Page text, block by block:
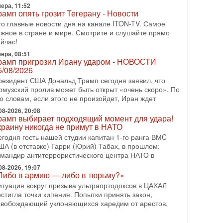
ХАМАСа и других вооруженных
в
07-2026, 17:59
доведет Трампа до крайних мер? Разбор и
от военного обозревателя Давида Шарпа
вокруг противостояния Ирана и США
с каждым днем. Почему Трамп в самый
момент отменил решение о нанесении
ударов
07-2026, 16:54
авиакомпании «Аркия» намерен
полеты по субботам!
возможной продажи авиакомпании «Аркия»
громкий конфликт.
07-2026, 08:16
готовит удар по Ирану - НОВОСТИ
07/2026
США Дональд Трамп сегодня рассматривает
масштабной военной операции против
после ракетной атаки на американскую базу в
07-2026, 18:28
взбешен атакой на базы! Иран играет с
11:52
опять грозит Тегерану - Новости
главные новости дня на канале ITON-TV. Самое
в стране и мире. Смотрите и слушайте прямо
08:51
пригрозил Ирану ударом - НОВОСТИ
08/2026
США Дональд Трамп сегодня заявил, что
пролив может быть открыт «очень скоро». По
словам, если этого не произойдет, Иран ждет
2026, 20:08
выбирает подходящий момент для удара!
никогда не примут в НАТО
гость нашей студии капитан 1-го ранга ВМC
(в отставке) Гарри (Юрий) Табах, в прошлом:
антитеррористического центра НАТО в
2026, 19:07
в армию — либо в тюрьму?»
вокруг призыва ультраортодоксов в ЦАХАЛ
точки кипения. Попытки принять закон,
уклоняющихся харедим от арестов,